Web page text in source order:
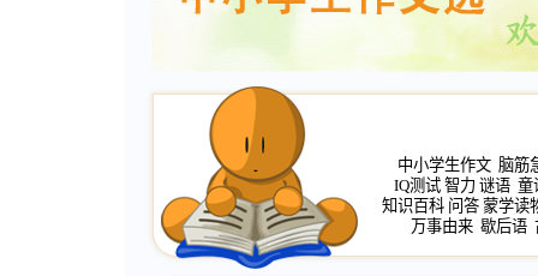
中小学生作文 脑筋
IQ测试 智力 谜语 童
知识百科 问答 蒙学读
万事由来 歇后语